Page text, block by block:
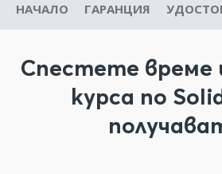
НАЧАЛО ГАРАНЦИЯ
Спестете време
курса по